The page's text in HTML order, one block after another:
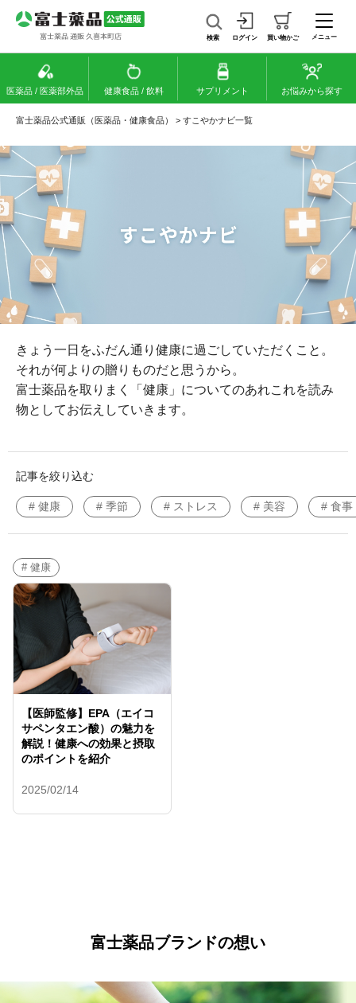
検索 ログイン 買い物かご メニュー
医薬品 / 医薬部外品 健康食品 / 飲料 サプリメント お悩みから探す
富士薬品公式通販（医薬品・健康食品） > すこやかナビ一覧
きょう一日をふだん通り健康に過ごしていただくこと。
それが何よりの贈りものだと思うから。
富士薬品を取りまく「健康」についてのあれこれを読み
物としてお伝えしていきます。
記事を絞り込む
# 健康 # 季節 # ストレス # 美容 # 食事
# 健康
【医師監修】EPA（エイコ
サペンタエン酸）の魅力を
解説！健康への効果と摂取
のポイントを紹介
2025/02/14
富士薬品ブランドの想い